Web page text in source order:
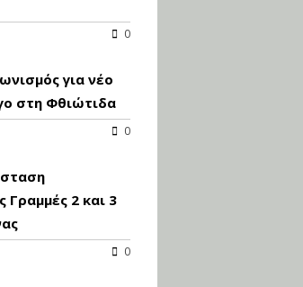
0
για νέo
στη Φθιώτιδα
0
Γραμμές 2 και 3
0
Διαδικασία
κατάταξης
τουριστικών μονάδων
Νικόλαος Σαρούκος
Τιμή από: €145.00